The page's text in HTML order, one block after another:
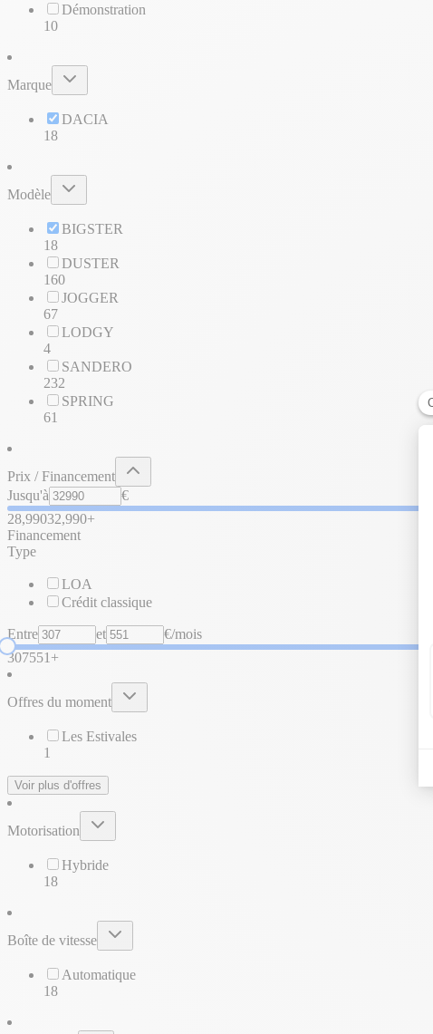
Démonstration
10
Marque
DACIA
18
Modèle
BIGSTER
18
DUSTER
160
JOGGER
67
LODGY
4
SANDERO
232
SPRING
61
Prix / Financement
Jusqu'à
€
28,99032,990+
Financement
Type
LOA
Crédit classique
Entre et
€/mois
307551+
Offres du moment
Les Estivales
1
Voir plus d'offres
Motorisation
Hybride
18
Boîte de vitesse
Automatique
18